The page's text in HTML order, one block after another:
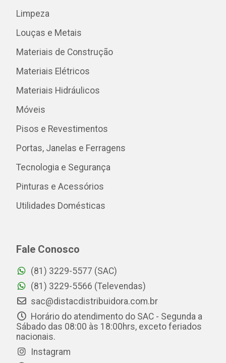
Limpeza
Louças e Metais
Materiais de Construção
Materiais Elétricos
Materiais Hidráulicos
Móveis
Pisos e Revestimentos
Portas, Janelas e Ferragens
Tecnologia e Segurança
Pinturas e Acessórios
Utilidades Domésticas
Fale Conosco
(81) 3229-5577 (SAC)
(81) 3229-5566 (Televendas)
sac@distacdistribuidora.com.br
Horário do atendimento do SAC - Segunda a
Sábado das 08:00 às 18:00hrs, exceto feriados
nacionais.
Instagram